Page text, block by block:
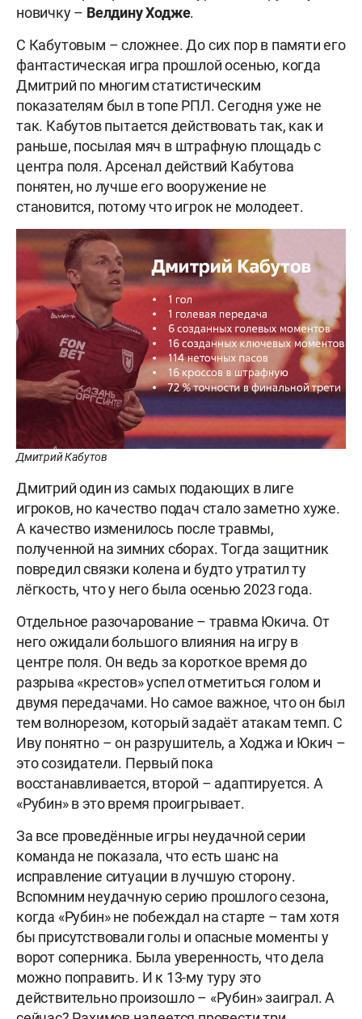
новичку – Велдину Ходже.
С Кабутовым – сложнее. До сих пор в памяти его
фантастическая игра прошлой осенью, когда
Дмитрий по многим статистическим
показателям был в топе РПЛ. Сегодня уже не
так. Кабутов пытается действовать так, как и
раньше, посылая мяч в штрафную площадь с
центра поля. Арсенал действий Кабутова
понятен, но лучше его вооружение не
становится, потому что игрок не молодеет.
Дмитрий Кабутов
Дмитрий один из самых подающих в лиге
игроков, но качество подач стало заметно хуже.
А качество изменилось после травмы,
полученной на зимних сборах. Тогда защитник
повредил связки колена и будто утратил ту
лёгкость, что у него была осенью 2023 года.
Отдельное разочарование – травма Юкича. От
него ожидали большого влияния на игру в
центре поля. Он ведь за короткое время до
разрыва «крестов» успел отметиться голом и
двумя передачами. Но самое важное, что он был
тем волнорезом, который задаёт атакам темп. С
Иву понятно – он разрушитель, а Ходжа и Юкич –
это созидатели. Первый пока
восстанавливается, второй – адаптируется. А
«Рубин» в это время проигрывает.
За все проведённые игры неудачной серии
команда не показала, что есть шанс на
исправление ситуации в лучшую сторону.
Вспомним неудачную серию прошлого сезона,
когда «Рубин» не побеждал на старте – там хотя
бы присутствовали голы и опасные моменты у
ворот соперника. Была уверенность, что дела
можно поправить. И к 13-му туру это
действительно произошло – «Рубин» заиграл. А